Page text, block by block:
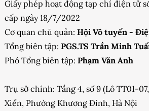
Giấy phép hoạt động tạp chí điện tử
cấp ngày 18/7/2022
Cơ quan chủ quản: Hội Vô tuyến -
Tổng biên tập: PGS.TS Trần Minh
Phó Tổng biên tập: Phạm Văn Anh
Trụ sở chính: Tầng 4, số 9 (Lô TT01-
Xiển, Phường Khương Đình, Hà Nội